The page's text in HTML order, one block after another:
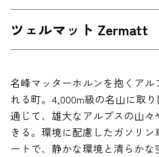
ツェルマット Zermatt
名峰マッターホルンを抱くア
れる町。4,000m級の名山に取
通じて、雄大なアルプスの山
きる。環境に配慮したガソリ
ートで、静かな環境と清らかな